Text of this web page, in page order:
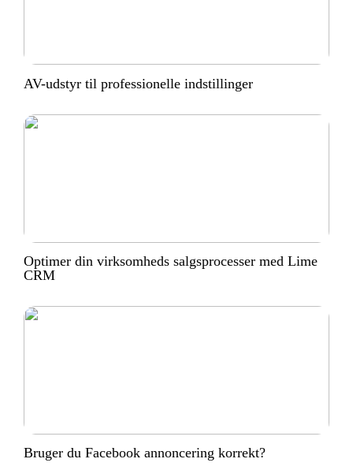
AV-udstyr til professionelle indstillinger
Optimer din virksomheds salgsprocesser med Lime
CRM
Bruger du Facebook annoncering korrekt?